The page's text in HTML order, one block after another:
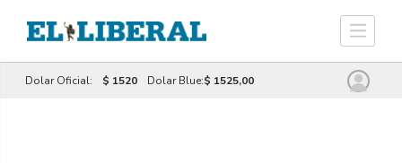
Dolar Oficial: $ 1520 Dolar Blue:$ 1525,00